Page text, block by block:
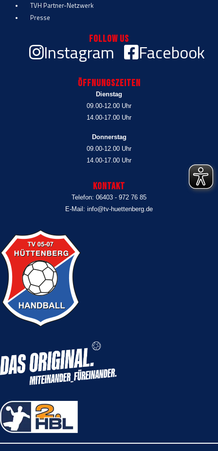
TVH Partner-Netzwerk
Presse
Follow Us
Instagram Facebook
Öffnungszeiten
Dienstag
09.00-12.00 Uhr
14.00-17.00 Uhr
Donnerstag
09.00-12.00 Uhr
14.00-17.00 Uhr
Kontakt
Telefon: 06403 - 972 76 85
E-Mail: info@tv-huettenberg.de